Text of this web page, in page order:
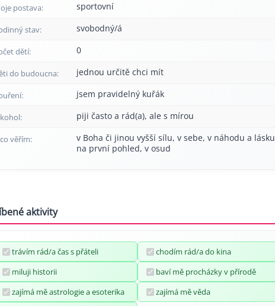
postava: sportovní
stav: svobodný/á
dětí: 0
do budoucna: jednou určitě chci mít
jsem pravidelný kuřák
piji často a rád(a), ale s mírou
věřím:
v Boha či jinou vyšší sílu, v sebe, v náhodu a lásku
na první pohled, v osud
aktivity
trávím rád/a čas s přáteli
chodím rád/a do kina
miluji historii
baví mě procházky v přírodě
zajímá mě astrologie a esoterika
zajímá mě věda